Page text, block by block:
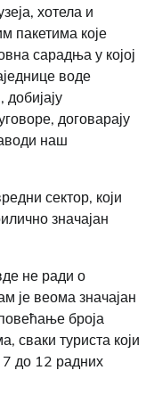
хотела и
пакетима које
сарадња у којој
воде
договарају
наш
сектор, који
значајан
не ради о
је веома значајан
броја
сваки туриста који
7 до 12 радних